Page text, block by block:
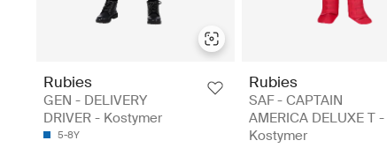
Rubies
GEN - DELIVERY
DRIVER - Kostymer
5-8Y
Rubies
SAF - CAPTAIN
AMERICA DELUXE T -
Kostymer